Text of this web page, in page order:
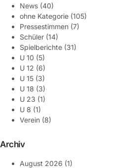
News (40)
ohne Kategorie (105)
Pressestimmen (7)
Schüler (14)
Spielberichte (31)
U 10 (5)
U 12 (6)
U 15 (3)
U 18 (3)
U 23 (1)
U 8 (1)
Verein (8)
Archiv
August 2026 (1)